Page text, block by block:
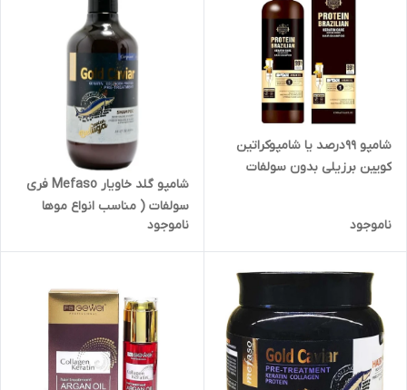
شامپو ٩٩درصد یا شامپوکراتین
کویین برزیلی بدون سولفات
ناموجود
شامپو گلد خاویار Mefaso فری
سولفات ( مناسب انواع موها
ناموجود